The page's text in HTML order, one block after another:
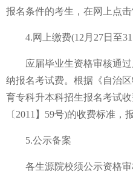
报名条件的考生，在网上点击
4.网上缴费(12月27日至
应届毕业生资格审核通
纳报名考试费。根据《自治
育专科升本科招生报名考试
〔2011】59号)的收费标准，
5.公示备案
各生源院校须公示资格